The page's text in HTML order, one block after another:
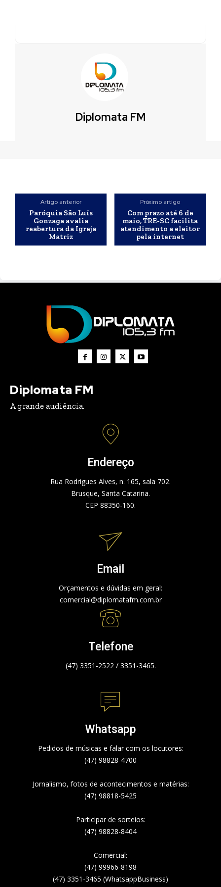
Diplomata FM
Artigo anterior
Paróquia São Luís
Gonzaga avalia
reabertura da Igreja
Matriz
Próximo artigo
Com prazo até 6 de
maio, TRE-SC facilita
atendimento a eleitor
pela internet
Diplomata FM
A grande audiência.
Endereço
Rua Rodrigues Alves, n. 165, sala 702.
Brusque, Santa Catarina.
CEP 88350-160.
Email
Orçamentos e dúvidas em geral:
comercial@diplomatafm.com.br
Telefone
(47) 3351-2522 / 3351-3465.
Whatsapp
Pedidos de músicas e falar com os locutores:
(47) 98828-4700
Jornalismo, fotos de acontecimentos e matérias:
(47) 98818-5425
Participar de sorteios:
(47) 98828-8404
Comercial:
(47) 99966-8198
(47) 3351-3465 (WhatsappBusiness)